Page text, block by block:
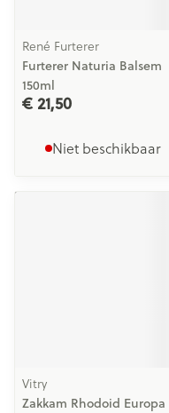
René Furterer
Furterer Naturia Balsem
150ml
€ 21,50
Niet beschikbaar
Vitry
Zakkam Rhodoid Europa